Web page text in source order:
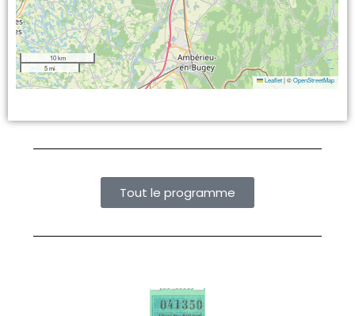
10 km
5 mi
Leaflet |©OpenStreetMap
Tout le programme